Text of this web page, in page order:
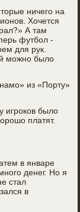
ничего на
Хочется
А там
футбол -
для рук.
можно было
из «Порту»
игроков было
платят.
в январе
денег. Но я
стал
в